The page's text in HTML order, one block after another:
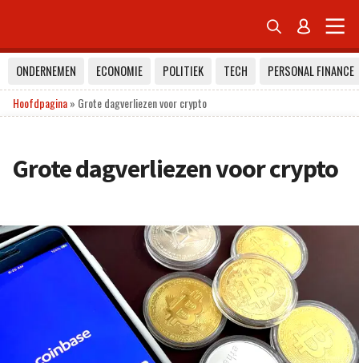
 
ONDERNEMEN ECONOMIE POLITIEK TECH
PERSONAL FINANCE
Hoofdpagina» Grote dagverliezen voor crypto
Grote dagverliezen voor crypto